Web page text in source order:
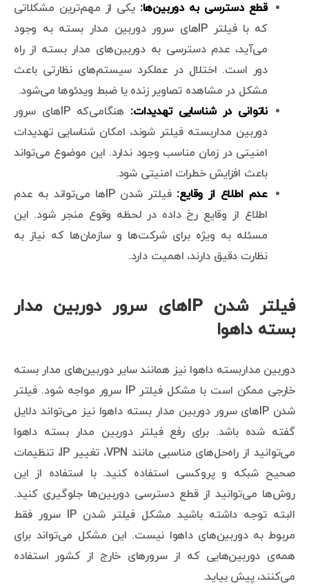
قطع دسترسی به دوربین‌ها:یکی از مهم‌ترین مشکلاتی
که با فیلتر IPهای سرور دوربین مدار بسته به وجود
می‌آید، عدم دسترسی به دوربین‌های مدار بسته از راه
دور است. اختلال در عملکرد سیستم‌های نظارتی باعث
مشکل در مشاهده تصاویر زنده یا ضبط ویدئوها می‌شود.
ناتوانی در شناسایی تهدیدات:
هنگامی‌که IPهای سرور
دوربین مداربسته فیلتر شوند، امکان شناسایی تهدیدات
امنیتی در زمان مناسب وجود ندارد. این موضوع می‌تواند
باعث افزایش خطرات امنیتی شود.
عدم اطلاع از وقایع:
فیلتر شدن IPها می‌تواند به عدم
اطلاع از وقایع رخ داده در لحظه وقوع منجر شود. این
مسئله به ویژه برای شرکت‌ها و سازمان‌ها که نیاز به
نظارت دقیق دارند، اهمیت دارد.
فیلتر شدن IPهای سرور دوربین مدار
بسته داهوا
دوربین مداربسته داهوا نیز همانند سایر دوربین‌های مدار بسته
خارجی ممکن است با مشکل فیلتر IP سرور مواجه شود. فیلتر
شدن IPهای سرور دوربین مدار بسته داهوا نیز می‌تواند دلایل
گفته شده باشد. برای رفع فیلتر دوربین مدار بسته داهوا
می‌توانید از راه‌حل‌های مناسبی مانند VPN، تغییر IP، تنظیمات
صحیح شبکه و پروکسی استفاده کنید. با استفاده از این
روش‌ها می‌توانید از قطع دسترسی دوربین‌ها جلوگیری کنید.
البته توجه داشته باشید مشکل فیلتر شدن IP سرور فقط
مربوط به دوربین‌های داهوا نیست. این مشکل می‌تواند برای
همه‌ی دوربین‌هایی که از سرورهای خارج از کشور استفاده
می‌کنند، پیش بیاید.